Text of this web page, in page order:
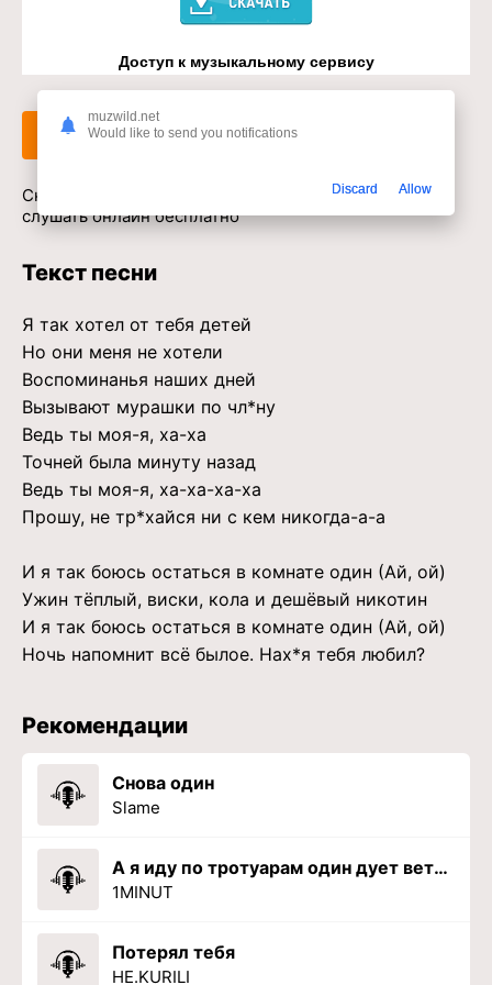
Доступ к музыкальному сервису
Слушать
Скачать песню MORGENSHTERN - Один в mp3 или
слушать онлайн бесплатно
Текст песни
Я так хотел от тебя детей
Но они меня не хотели
Воспоминанья наших дней
Вызывают мурашки по чл*ну
Ведь ты моя-я, ха-ха
Точней была минуту назад
Ведь ты моя-я, ха-ха-ха-ха
Прошу, не тр*хайся ни с кем никогда-а-а
И я так боюсь остаться в комнате один (Ай, ой)
Ужин тёплый, виски, кола и дешёвый никотин
И я так боюсь остаться в комнате один (Ай, ой)
Ночь напомнит всё былое. Нах*я тебя любил?
Рекомендации
Снова один
Slame
А я иду по тротуарам один дует ветер
1MINUT
Потерял тебя
HE.KURILI
muzwild.net
Would like to send you notifications
Discard Allow